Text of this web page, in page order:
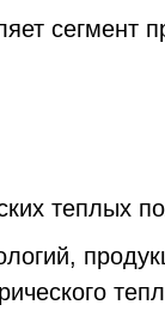
сегмент
теплых